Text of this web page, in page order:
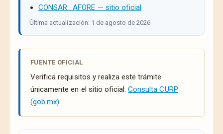
CONSAR · AFORE — sitio oficial
Última actualización: 1 de agosto de 2026
FUENTE OFICIAL
Verifica requisitos y realiza este trámite
únicamente en el sitio oficial:Consulta CURP
(gob.mx).